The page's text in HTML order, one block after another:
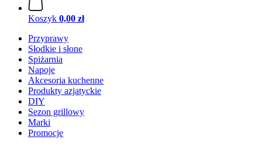
Koszyk 0,00 zł
Przyprawy
Słodkie i słone
Spiżarnia
Napoje
Akcesoria kuchenne
Produkty azjatyckie
DIY
Sezon grillowy
Marki
Promocje